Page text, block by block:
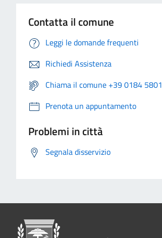
Contatta il comune
Leggi le domande frequenti
Richiedi Assistenza
Chiama il comune +39 0184 5801
Prenota un appuntamento
Problemi in città
Segnala disservizio